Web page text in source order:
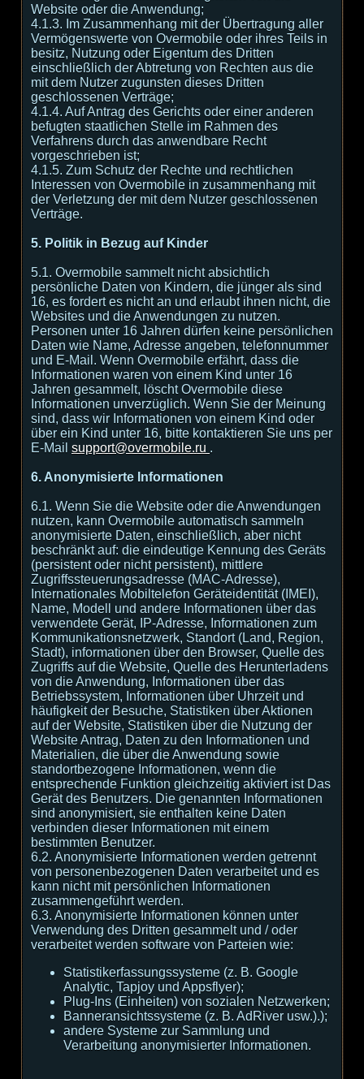
Website oder die Anwendung;
4.1.3. Im Zusammenhang mit der Übertragung aller
Vermögenswerte von Overmobile oder ihres Teils in
besitz, Nutzung oder Eigentum des Dritten
einschließlich der Abtretung von Rechten aus die
mit dem Nutzer zugunsten dieses Dritten
geschlossenen Verträge;
4.1.4. Auf Antrag des Gerichts oder einer anderen
befugten staatlichen Stelle im Rahmen des
Verfahrens durch das anwendbare Recht
vorgeschrieben ist;
4.1.5. Zum Schutz der Rechte und rechtlichen
Interessen von Overmobile in zusammenhang mit
der Verletzung der mit dem Nutzer geschlossenen
Verträge.
5. Politik in Bezug auf Kinder
5.1. Overmobile sammelt nicht absichtlich
persönliche Daten von Kindern, die jünger als sind
16, es fordert es nicht an und erlaubt ihnen nicht, die
Websites und die Anwendungen zu nutzen.
Personen unter 16 Jahren dürfen keine persönlichen
Daten wie Name, Adresse angeben, telefonnummer
und E-Mail. Wenn Overmobile erfährt, dass die
Informationen waren von einem Kind unter 16
Jahren gesammelt, löscht Overmobile diese
Informationen unverzüglich. Wenn Sie der Meinung
sind, dass wir Informationen von einem Kind oder
über ein Kind unter 16, bitte kontaktieren Sie uns per
E-Mail support@overmobile.ru .
6. Anonymisierte Informationen
6.1. Wenn Sie die Website oder die Anwendungen
nutzen, kann Overmobile automatisch sammeln
anonymisierte Daten, einschließlich, aber nicht
beschränkt auf: die eindeutige Kennung des Geräts
(persistent oder nicht persistent), mittlere
Zugriffssteuerungsadresse (MAC-Adresse),
Internationales Mobiltelefon Geräteidentität (IMEI),
Name, Modell und andere Informationen über das
verwendete Gerät, IP-Adresse, Informationen zum
Kommunikationsnetzwerk, Standort (Land, Region,
Stadt), informationen über den Browser, Quelle des
Zugriffs auf die Website, Quelle des Herunterladens
von die Anwendung, Informationen über das
Betriebssystem, Informationen über Uhrzeit und
häufigkeit der Besuche, Statistiken über Aktionen
auf der Website, Statistiken über die Nutzung der
Website Antrag, Daten zu den Informationen und
Materialien, die über die Anwendung sowie
standortbezogene Informationen, wenn die
entsprechende Funktion gleichzeitig aktiviert ist Das
Gerät des Benutzers. Die genannten Informationen
sind anonymisiert, sie enthalten keine Daten
verbinden dieser Informationen mit einem
bestimmten Benutzer.
6.2. Anonymisierte Informationen werden getrennt
von personenbezogenen Daten verarbeitet und es
kann nicht mit persönlichen Informationen
zusammengeführt werden.
6.3. Anonymisierte Informationen können unter
Verwendung des Dritten gesammelt und / oder
verarbeitet werden software von Parteien wie:
Statistikerfassungssysteme (z. B. Google
Analytic, Tapjoy und Appsflyer);
Plug-Ins (Einheiten) von sozialen Netzwerken;
Banneransichtssysteme (z. B. AdRiver usw.).);
andere Systeme zur Sammlung und
Verarbeitung anonymisierter Informationen.